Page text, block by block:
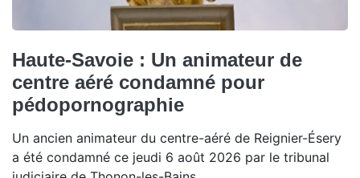
Haute-Savoie : Un animateur de
centre aéré condamné pour
pédopornographie
Un ancien animateur du centre-aéré de Reignier-Ésery
a été condamné ce jeudi 6 août 2026 par le tribunal